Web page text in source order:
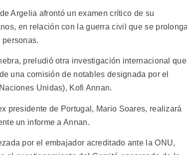
Argelia afrontó un examen crítico de su
en relación con la guerra civil que se
preludió otra investigación internacional que
una comisión de notables designada por el
Unidas), Kofi Annan.
presidente de Portugal, Mario Soares, realizará
un informe a Annan.
por el embajador acreditado ante la ONU,